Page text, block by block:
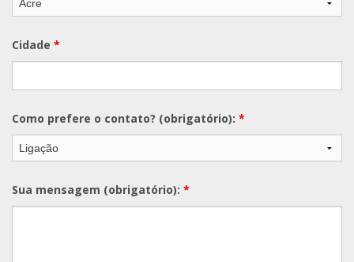
Cidade *
Como prefere o contato? (obrigatório): *
Sua mensagem (obrigatório): *